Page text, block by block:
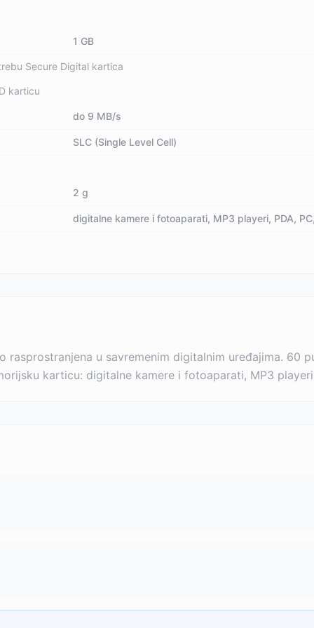
1 GB
Secure Digital kartica
karticu
do 9 MB/s
SLC (Single Level Cell)
2 g
digitalne kamere i fotoaparati, MP3 playeri, PDA,
rasprostranjena u savremenim digitalnim uređajima. 60
karticu: digitalne kamere i fotoaparati, MP3